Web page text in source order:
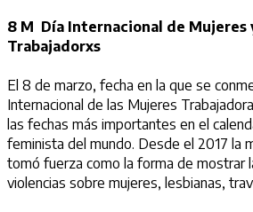
8 M Día Internacional de Mujeres
Trabajadorxs
El 8 de marzo, fecha en la que se
Internacional de las Mujeres
las fechas más importantes en el
feminista del mundo. Desde el 2017 la
tomó fuerza como la forma de mostrar
violencias sobre mujeres, lesbianas,